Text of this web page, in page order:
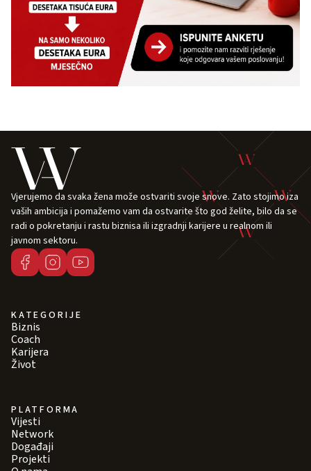
Vjerujemo da svaka žena može ostvariti svoje snove. Zato stojimo iza
vaših ambicija i pomažemo vam da ostvarite što god želite, bilo da se
radi o pokretanju i rastu biznisa ili izgradnji karijere u realnom ili
javnom sektoru.
KATEGORIJE
Biznis
Coach
Karijera
Život
PLATFORMA
Vijesti
Network
Događaji
Projekti